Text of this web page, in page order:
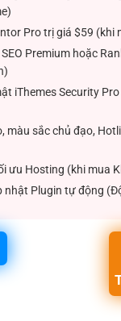
Pro trị giá $59 (khi
Premium hoặc
iThemes Security
màu sắc chủ đạo,
ưu Hosting (khi mua
nhật Plugin tự động